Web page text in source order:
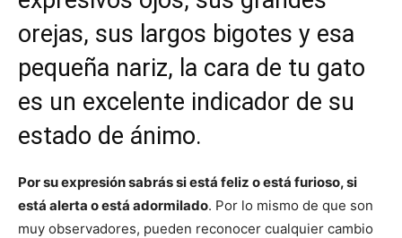
Razas
orejas, sus largos bigotes y esa
pequeña nariz, la cara de tu gato
es un excelente indicador de su
estado de ánimo.
Por su expresión sabrás si está feliz o está furioso, si
está alerta o está adormilado. Por lo mismo de que son
muy observadores, pueden reconocer cualquier cambio